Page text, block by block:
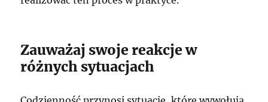
Zauważaj swoje reakcje w
różnych sytuacjach